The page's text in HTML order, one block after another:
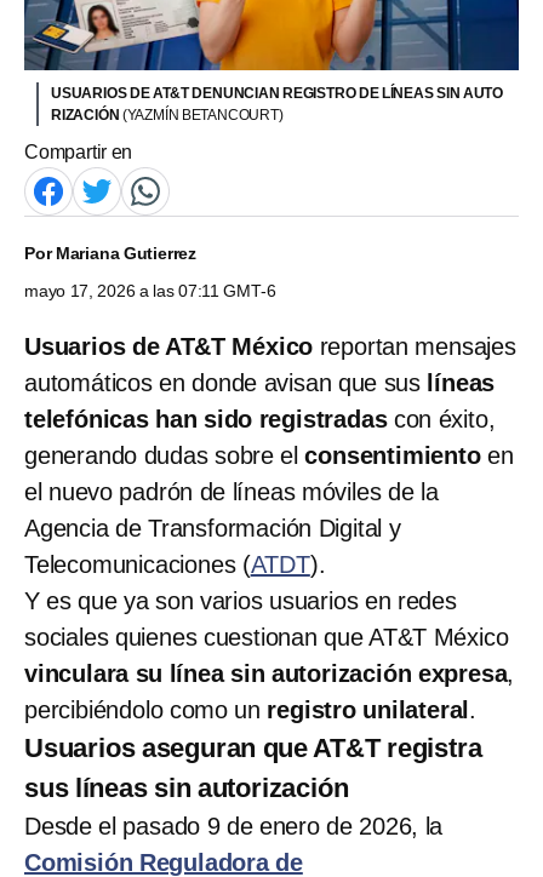
USUARIOS DE AT&T DENUNCIAN REGISTRO DE LÍNEAS SIN AUTO
RIZACIÓN (YAZMÍN BETANCOURT)
Compartir en
PorMariana Gutierrez
mayo 17, 2026 a las 07:11 GMT-6
Usuarios de AT&T México reportan mensajes
automáticos en donde avisan que sus líneas
telefónicas han sido registradascon éxito,
generando dudas sobre elconsentimientoen
el nuevo padrón de líneas móviles de la
Agencia de Transformación Digital y
Telecomunicaciones (ATDT).
Y es que ya son varios usuarios en redes
sociales quienes cuestionan que AT&T México
vinculara su línea sin autorización expresa,
percibiéndolo como un registro unilateral .
Usuarios aseguran que AT&T registra
sus líneas sin autorización
Desde el pasado 9 de enero de 2026, la
Comisión Reguladora de